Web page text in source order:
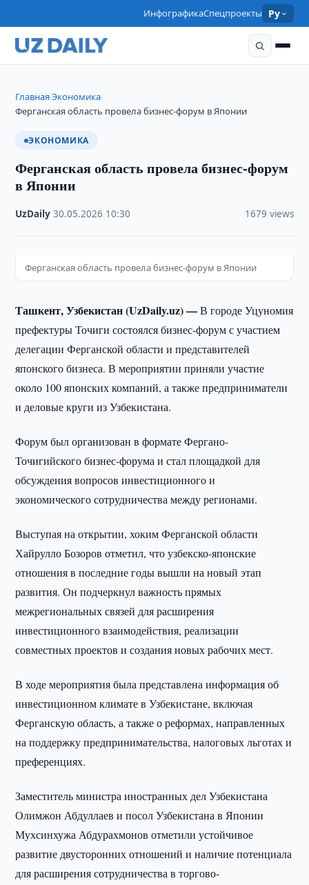
ИнфографикаСпецпроекты Ру
Главная›Экономика›
Ферганская область провела бизнес-форум в Японии
ЭКОНОМИКА
Ферганская область провела бизнес-форум
в Японии
UzDaily ·30.05.2026 10:30 1679 views
Ферганская область провела бизнес-форум в Японии
Ташкент, Узбекистан (UzDaily.uz) —В городе Уцуномия
префектуры Точиги состоялся бизнес-форум с участием
делегации Ферганской области и представителей
японского бизнеса. В мероприятии приняли участие
около 100 японских компаний, а также предприниматели
и деловые круги из Узбекистана.
Форум был организован в формате Фергано-
Точигийского бизнес-форума и стал площадкой для
обсуждения вопросов инвестиционного и
экономического сотрудничества между регионами.
Выступая на открытии, хоким Ферганской области
Хайрулло Бозоров отметил, что узбекско-японские
отношения в последние годы вышли на новый этап
развития. Он подчеркнул важность прямых
межрегиональных связей для расширения
инвестиционного взаимодействия, реализации
совместных проектов и создания новых рабочих мест.
В ходе мероприятия была представлена информация об
инвестиционном климате в Узбекистане, включая
Ферганскую область, а также о реформах, направленных
на поддержку предпринимательства, налоговых льготах и
преференциях.
Заместитель министра иностранных дел Узбекистана
Олимжон Абдуллаев и посол Узбекистана в Японии
Мухсинхужа Абдурахмонов отметили устойчивое
развитие двусторонних отношений и наличие потенциала
для расширения сотрудничества в торгово-